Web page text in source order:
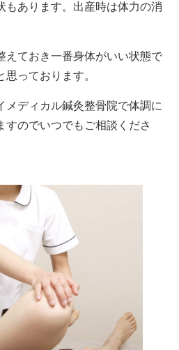
もあります。出産時は体力の消
えておき一番身体がいい状態で
っております。
メディカル鍼灸整骨院で体調に
すのでいつでもご相談くださ